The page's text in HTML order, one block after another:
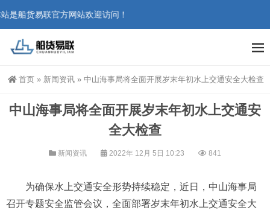
是船货易联官方网站欢迎访问！
首页 » 新闻资讯 » 中山海事局将全面开展岁末年初水上交通安全大检查
中山海事局将全面开展岁末年初水上交通安
全大检查
新闻资讯 2022年 12月 5日 10:23 841
为确保水上交通安全形势持续稳定，近日，中山海事局
召开专题安全监管会议，全面部署岁末年初水上交通安全大